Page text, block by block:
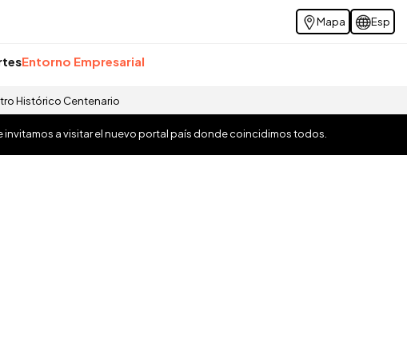
Mapa Esp
Entorno Empresarial
Histórico Centenario
invitamos a visitar el nuevo portal país donde coincidimos todos.